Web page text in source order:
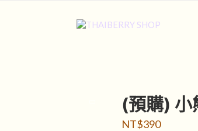
(預購) 小
NT$390